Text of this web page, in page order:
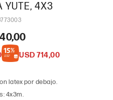
YUTE, 4X3
USD 714,00
latex por debajo.
4x3m.